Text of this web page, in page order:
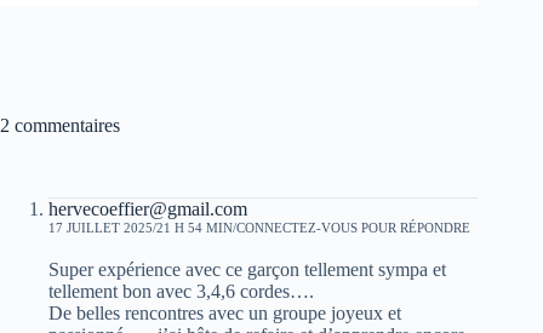
2 commentaires
hervecoeffier@gmail.com
17 JUILLET 2025/21 H 54 MIN CONNECTEZ-VOUS POUR RÉPONDRE
Super expérience avec ce garçon tellement sympa et
tellement bon avec 3,4,6 cordes….
De belles rencontres avec un groupe joyeux et